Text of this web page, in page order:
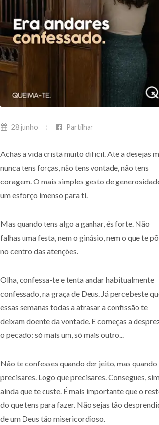
28 junho Partilhar
Achas a vida cristã muito difícil. Até a desejas
nunca tens forças, não tens vontade, não tens
coragem. O mais simples gesto de
um esforço imenso para ti.
Mas quando tens algo a ganhar, és forte. Não
falhas uma festa, nem o ginásio, nem o que te
no centro das atenções.
Olha, confessa-te e tenta andar habitualmente
confessado, na graça de Deus. Já percebeste
essas semanas todas a atrasar a confissão te
deixam doente da vontade. E começas a
o pecado: só mais um, só mais outro...
Não te confesses quando der jeito, mas quando
precisares. Logo que precisares. Consegues, sim,
ainda que te custe. É mais importante que o
do que tens para fazer. Não sejas tão
de um Deus tão misericordioso.